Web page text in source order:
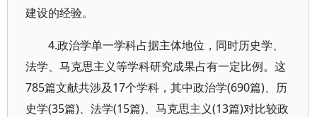
建设的经验。
4.政治学单一学科占据主体地位，同时历史学、
法学、马克思主义等学科研究成果占有一定比例。这
785篇文献共涉及17个学科，其中政治学(690篇)、历
史学(35篇)、法学(15篇)、马克思主义(13篇)对比较政